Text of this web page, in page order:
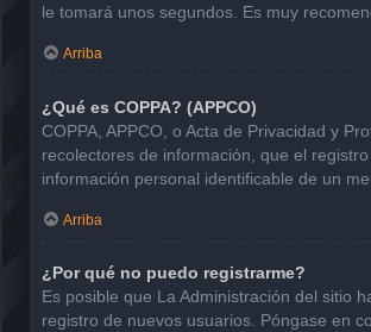
le tomará unos segundos. Es muy
Arriba
¿Qué es COPPA? (APPCO)
COPPA, APPCO, o Acta de Privacidad y
recolectores de información, que el
información personal identificable de un
Arriba
¿Por qué no puedo registrarme?
Es posible que La Administración del sitio
registro de nuevos usuarios. Póngase en